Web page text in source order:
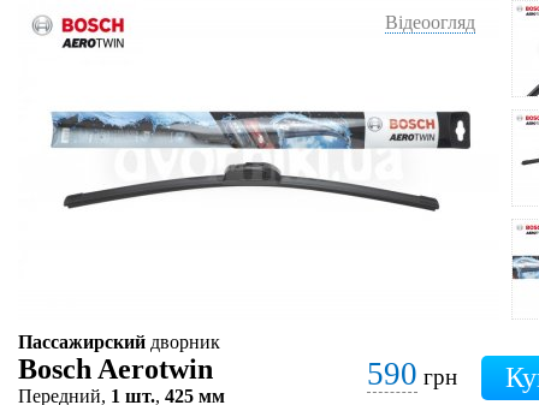
Відеоогляд
Пассажирский дворник
Bosch Aerotwin
Передний, 1 шт., 425 мм
590 грн